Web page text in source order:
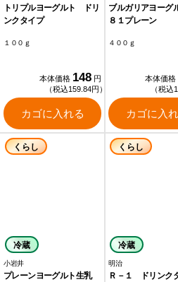
トリプルヨーグルト ドリ
ンクタイプ
１００ｇ
本体価格 148 円
（税込159.84円）
カゴに入れる
ブルガリアヨーグ
８１プレーン
４００ｇ
本体価格
（税込
カゴに入
くらし
冷蔵
小岩井
プレーンヨーグルト生乳
くらし
冷蔵
明治
Ｒ－１ ドリンク